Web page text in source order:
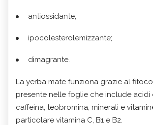
antiossidante;
ipocolesterolemizzante;
dimagrante.
La yerba mate funziona grazie al
presente nelle foglie che include acidi
caffeina, teobromina, minerali e
particolare vitamina C, B1 e B2.